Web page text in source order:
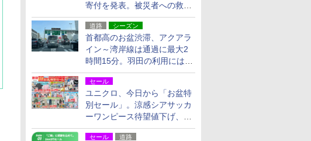
寄付を発表。被災者への救援
活動・復旧支援
道路 シーズン
首都高のお盆渋滞、アクアラ
イン～湾岸線は通過に最大2
時間15分。羽田の利用には
「空港西出口」の利用検討を
セール
ユニクロ、今日から「お盆特
別セール」。涼感シアサッカ
ーワンピース待望値下げ、撥
水ギアショーツは1990円に
セール 道路